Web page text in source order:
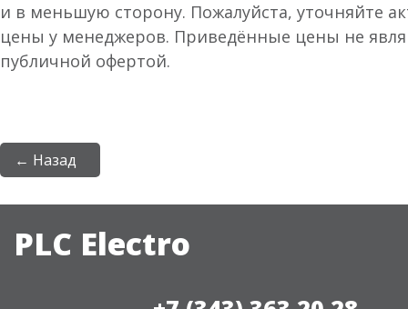
и в меньшую сторону. Пожалуйста, уточняйте
цены у менеджеров. Приведённые цены не
публичной офертой.
← Назад
PLC Electro